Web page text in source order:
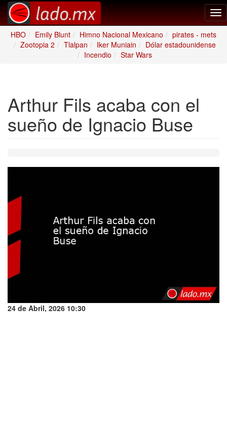
HBO
Emily Blunt Himno Nacional Mexicano
pirates - mets
Zootopia 2
Tlalpan Iker Muniain
Dólar estadounidense
Incendio
Star Wars
Arthur Fils acaba con el
sueño de Ignacio Buse
24 de Abril, 2026 10:30